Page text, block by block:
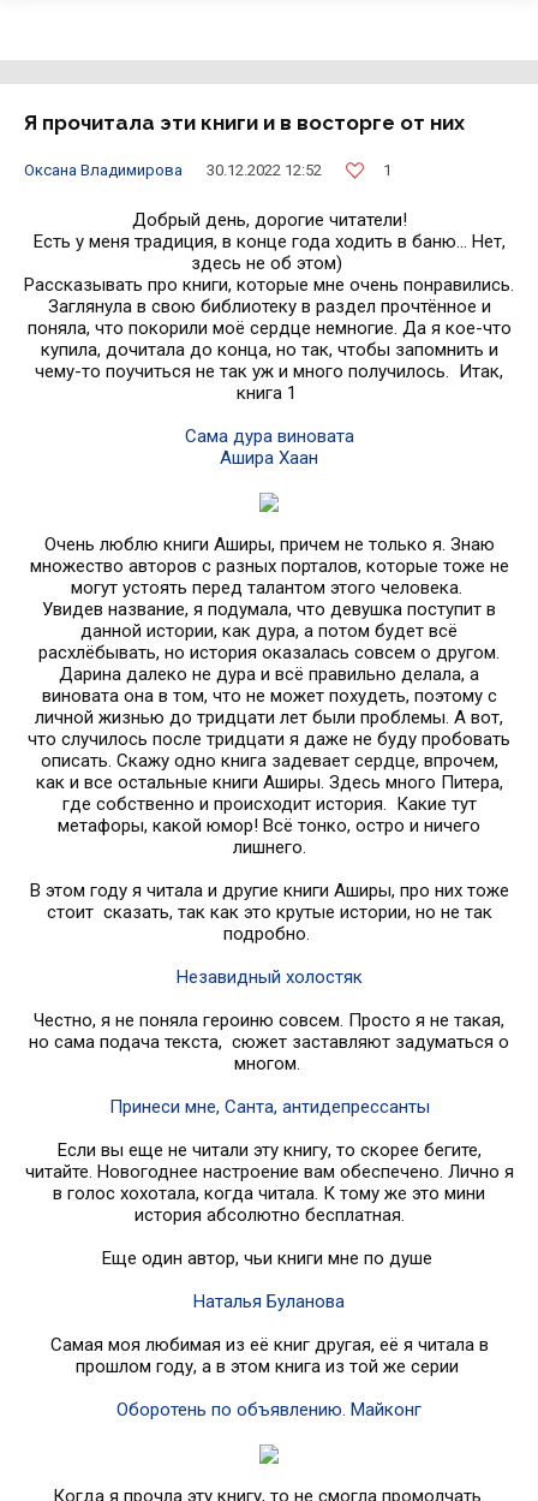
Я прочитала эти книги и в восторге от них
Оксана Владимирова 30.12.2022 12:52 1
Добрый день, дорогие читатели!
Есть у меня традиция, в конце года ходить в баню... Нет,
здесь не об этом)
Рассказывать про книги, которые мне очень понравились.
Заглянула в свою библиотеку в раздел прочтённое и
поняла, что покорили моё сердце немногие. Да я кое-что
купила, дочитала до конца, но так, чтобы запомнить и
чему-то поучиться не так уж и много получилось. Итак,
книга 1
Сама дура виновата
Ашира Хаан
Очень люблю книги Аширы, причем не только я. Знаю
множество авторов с разных порталов, которые тоже не
могут устоять перед талантом этого человека.
Увидев название, я подумала, что девушка поступит в
данной истории, как дура, а потом будет всё
расхлёбывать, но история оказалась совсем о другом.
Дарина далеко не дура и всё правильно делала, а
виновата она в том, что не может похудеть, поэтому с
личной жизнью до тридцати лет были проблемы. А вот,
что случилось после тридцати я даже не буду пробовать
описать. Скажу одно книга задевает сердце, впрочем,
как и все остальные книги Аширы. Здесь много Питера,
где собственно и происходит история. Какие тут
метафоры, какой юмор! Всё тонко, остро и ничего
лишнего.
В этом году я читала и другие книги Аширы, про них тоже
стоит сказать, так как это крутые истории, но не так
подробно.
Незавидный холостяк
Честно, я не поняла героиню совсем. Просто я не такая,
но сама подача текста, сюжет заставляют задуматься о
многом.
Принеси мне, Санта, антидепрессанты
Если вы еще не читали эту книгу, то скорее бегите,
читайте. Новогоднее настроение вам обеспечено. Лично я
в голос хохотала, когда читала. К тому же это мини
история абсолютно бесплатная.
Еще один автор, чьи книги мне по душе
Наталья Буланова
Самая моя любимая из её книг другая, её я читала в
прошлом году, а в этом книга из той же серии
Оборотень по объявлению. Майконг
Когда я прочла эту книгу, то не смогла промолчать.